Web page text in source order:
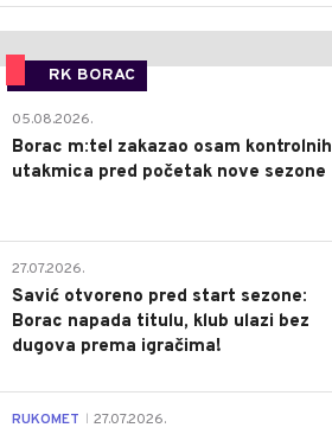
RK BORAC
05.08.2026.
Borac m:tel zakazao osam kontrolnih
utakmica pred početak nove sezone
27.07.2026.
Savić otvoreno pred start sezone:
Borac napada titulu, klub ulazi bez
dugova prema igračima!
RUKOMET 27.07.2026.